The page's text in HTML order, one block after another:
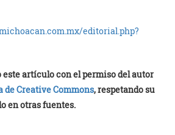
editorial.php?
este artículo con el permiso del autor
de Creative Commons, respetando su
en otras fuentes.